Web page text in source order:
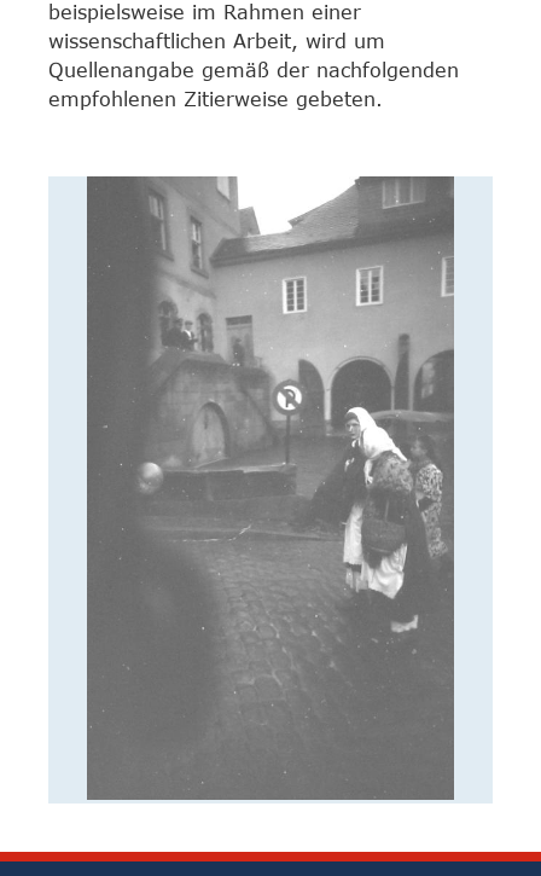
beispielsweise im Rahmen einer
wissenschaftlichen Arbeit, wird um
Quellenangabe gemäß der nachfolgenden
empfohlenen Zitierweise gebeten.